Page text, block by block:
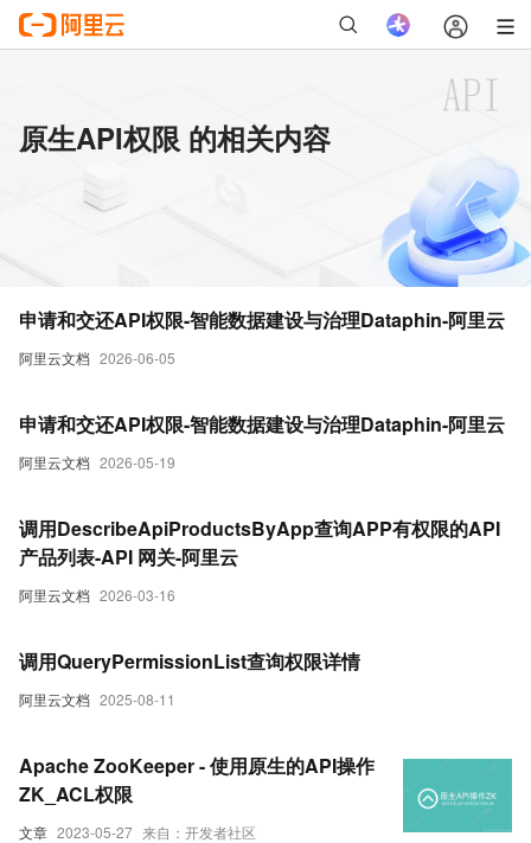
原生API权限 的相关内容
阿里云文档 2026-06-05
申请和交还API权限-智能数据建设与治理Dataphin-阿里云
阿里云文档 2026-05-19
申请和交还API权限-智能数据建设与治理Dataphin-阿里云
阿里云文档 2026-03-16
调用DescribeApiProductsByApp查询APP有权限的API
产品列表-API 网关-阿里云
阿里云文档 2025-08-11
调用QueryPermissionList查询权限详情
文章 2023-05-27 来自：开发者社区
Apache ZooKeeper - 使用原生的API操作
ZK_ACL权限